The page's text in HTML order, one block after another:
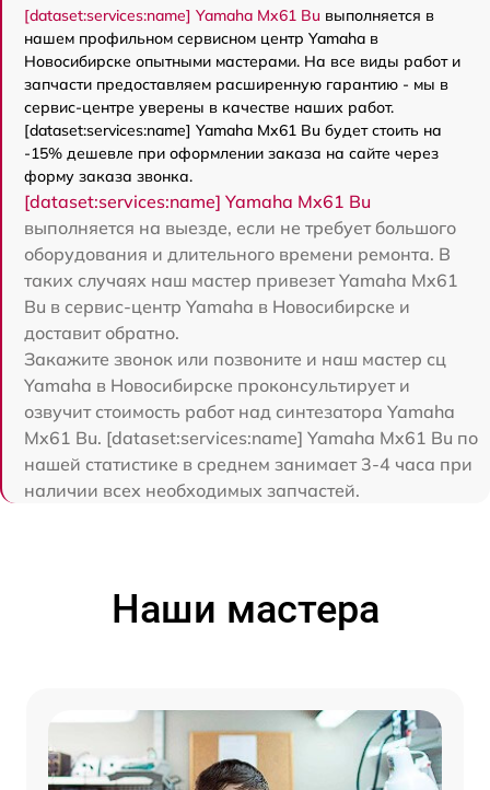
[dataset:services:name] Yamaha Mx61 Bu выполняется в
нашем профильном сервисном центр Yamaha в
Новосибирске опытными мастерами. На все виды работ и
запчасти предоставляем расширенную гарантию - мы в
сервис-центре уверены в качестве наших работ.
[dataset:services:name] Yamaha Mx61 Bu будет стоить на
-15% дешевле при оформлении заказа на сайте через
форму заказа звонка.
[dataset:services:name] Yamaha Mx61 Bu
выполняется на выезде, если не требует большого
оборудования и длительного времени ремонта. В
таких случаях наш мастер привезет Yamaha Mx61
Bu в сервис-центр Yamaha в Новосибирске и
доставит обратно.
Закажите звонок или позвоните и наш мастер сц
Yamaha в Новосибирске проконсультирует и
озвучит стоимость работ над синтезатора Yamaha
Mx61 Bu. [dataset:services:name] Yamaha Mx61 Bu по
нашей статистике в среднем занимает 3-4 часа при
наличии всех необходимых запчастей.
Наши мастера